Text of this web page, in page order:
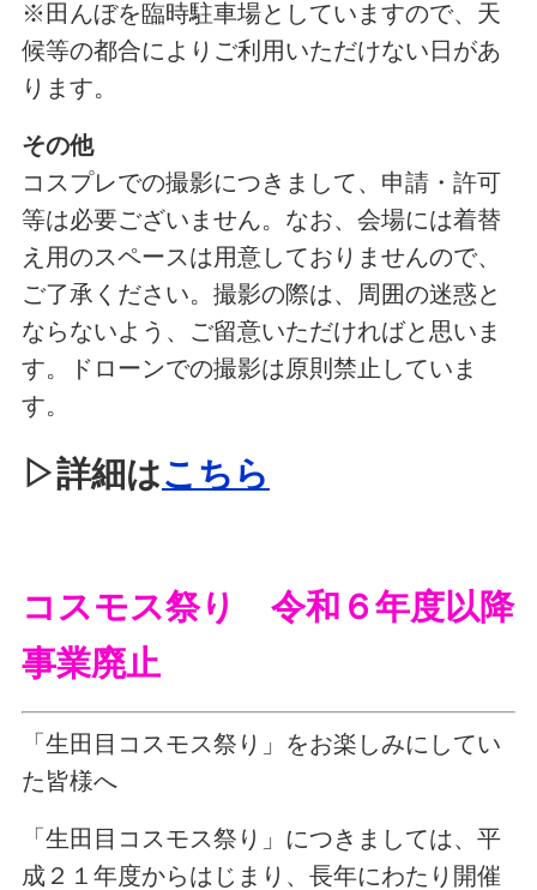
※田んぼを臨時駐車場としていますので、天
候等の都合によりご利用いただけない日があ
ります。
その他
コスプレでの撮影につきまして、申請・許可
等は必要ございません。なお、会場には着替
え用のスペースは用意しておりませんので、
ご了承ください。撮影の際は、周囲の迷惑と
ならないよう、ご留意いただければと思いま
す。ドローンでの撮影は原則禁止していま
す。
▷詳細はこちら
コスモス祭り 令和６年度以降
事業廃止
「生田目コスモス祭り」をお楽しみにしてい
た皆様へ
「生田目コスモス祭り」につきましては、平
成２１年度からはじまり、長年にわたり開催